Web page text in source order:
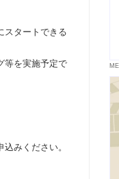
スタートできる
等を実施予定で
みください。